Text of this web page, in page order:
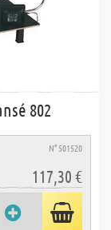
802
N° 501520
117,30 €